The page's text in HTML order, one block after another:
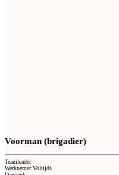
Voorman (brigadier)
Teamleader
Werknemer Voltijds